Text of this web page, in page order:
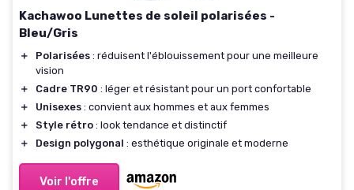
Kachawoo Lunettes de soleil polarisées -
Bleu/Gris
＋ Polarisées : réduisent l'éblouissement pour une meilleure
vision
＋
Cadre TR90 : léger et résistant pour un port confortable
＋
Unisexes : convient aux hommes et aux femmes
＋
Style rétro : look tendance et distinctif
＋
Design polygonal : esthétique originale et moderne
Voir l'offre